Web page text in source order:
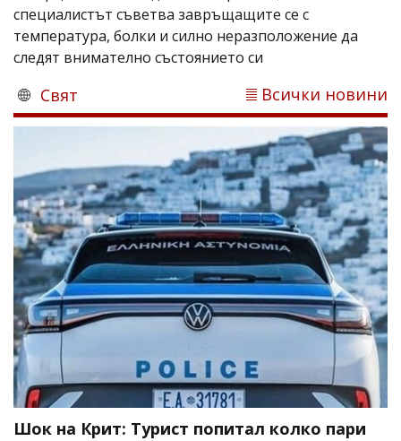
специалистът съветва завръщащите се с
температура, болки и силно неразположение да
следят внимателно състоянието си
Свят Всички новини
Шок на Крит: Турист попитал колко пари